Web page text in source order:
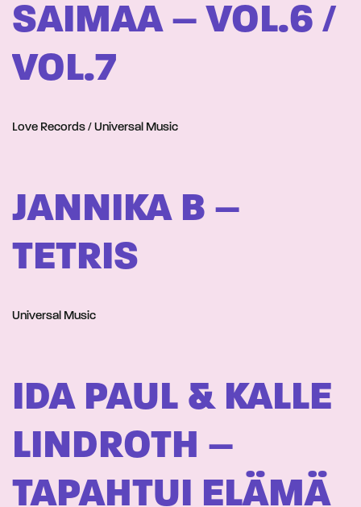
SAIMAA – VOL.6 /
VOL.7
Love Records / Universal Music
JANNIKA B –
TETRIS
Universal Music
IDA PAUL & KALLE
LINDROTH –
TAPAHTUI ELÄMÄ